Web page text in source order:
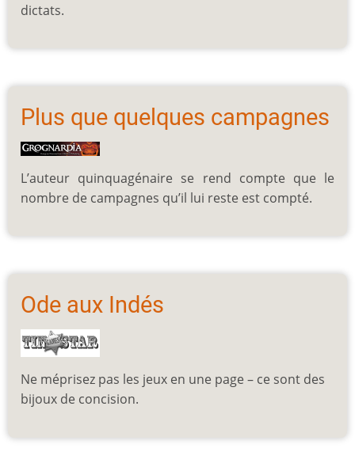
dictats.
Plus que quelques campagnes
L’auteur quinquagénaire se rend compte que le
nombre de campagnes qu’il lui reste est compté.
Ode aux Indés
Ne méprisez pas les jeux en une page – ce sont des
bijoux de concision.